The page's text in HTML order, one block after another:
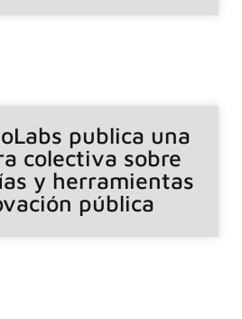
publica una
colectiva sobre
y herramientas
pública